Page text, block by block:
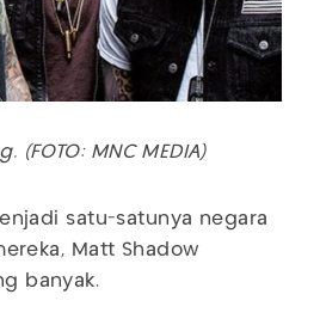
MNC MEDIA)
satu-satunya negara
Matt Shadow
banyak.